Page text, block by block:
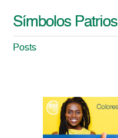
Símbolos Patrios
Posts